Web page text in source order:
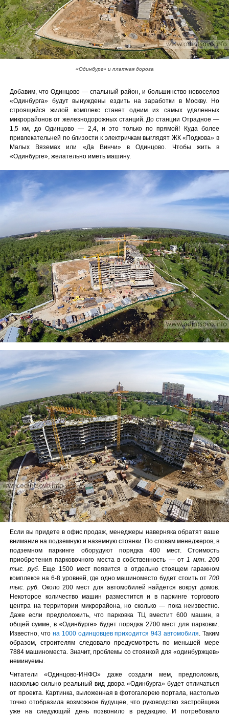
«Одинбург» и платная дорога
Добавим, что Одинцово — спальный район, и большинство новоселов
«Одинбурга» будут вынуждены ездить на заработки в Москву. Но
строящийся жилой комплекс станет одним из самых удаленных
микрорайонов от железнодорожных станций. До станции Отрадное —
1,5 км, до Одинцово — 2,4, и это только по прямой! Куда более
привлекательней по близости к электричкам выглядят ЖК «Подкова» в
Малых Вяземах или «Да Винчи» в Одинцово. Чтобы жить в
«Одинбурге», желательно иметь машину.
Если вы придете в офис продаж, менеджеры наверняка обратят ваше
внимание на подземную и наземную стоянки. По словам менеджеров, в
подземном паркинге оборудуют порядка 400 мест. Стоимость
приобретения парковочного места в собственность — от1 млн. 200
тыс. руб. Еще 1500 мест появится в отдельно стоящем гаражном
комплексе на 6-8 уровней, где одно машиноместо будет стоить от 700
тыс. руб. Около 200 мест для автомобилей найдется вокруг домов.
Некоторое количество машин разместится и в паркинге торгового
центра на территории микрорайона, но сколько — пока неизвестно.
Даже если предположить, что парковка ТЦ вместит 600 машин, в
общей сумме, в «Одинбурге» будет порядка 2700 мест для парковки.
Известно, что на 1000 одинцовцев приходится 943 автомобиля. Таким
образом, строителям следовало предусмотреть по меньшей мере
7884 машиноместа. Значит, проблемы со стоянкой для «одинбуржцев»
неминуемы.
Читатели «Одинцово-ИНФО» даже создали мем, предположив,
насколько сильно реальный вид двора «Одинбурга» будет отличаться
от проекта. Картинка, выложенная в фотогалерею портала, настолько
точно отобразила возможное будущее, что руководство застройщика
уже на следующий день позвонило в редакцию. И потребовало